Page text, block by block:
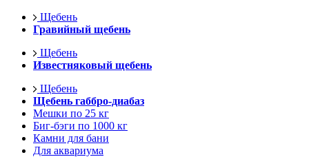
Щебень
Гравийный щебень
Щебень
Известняковый щебень
Щебень
Щебень габбро-диабаз
Мешки по 25 кг
Биг-бэги по 1000 кг
Камни для бани
Для аквариума